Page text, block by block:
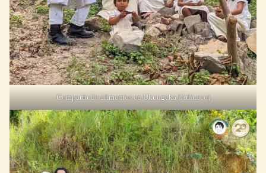
Compartir de alimentos en Ukungeka (Arhuaco)